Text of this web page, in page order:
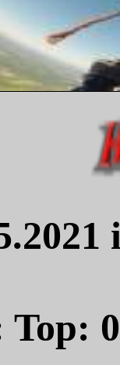
Top: 0